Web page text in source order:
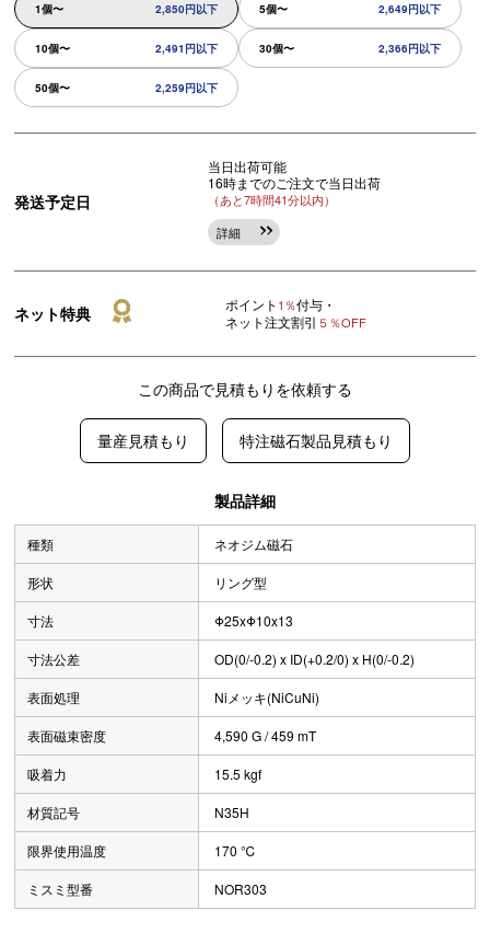
1個〜 2,850円以下 5個〜 2,649円以下
10個〜 2,491円以下 30個〜 2,366円以下
50個〜 2,259円以下
発送予定日
当日出荷可能
16時までのご注文で当日出荷
（あと7時間41分以内）
詳細
ネット特典 ポイント 1％付与・
ネット注文割引 ５％OFF
この商品で見積もりを依頼する
量産見積もり 特注磁石製品見積もり
製品詳細
種類 ネオジム磁石
形状 リング型
寸法 Φ25xΦ10x13
寸法公差 OD(0/-0.2) x ID(+0.2/0) x H(0/-0.2)
表面処理 Niメッキ(NiCuNi)
表面磁束密度 4,590 G / 459 mT
吸着力 15.5 kgf
材質記号 N35H
限界使用温度 170 ℃
ミスミ型番 NOR303